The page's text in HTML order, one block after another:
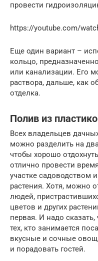
провести
https://youtube.com/
Еще один вариант –
кольцо,
или канализации. Его
раствора, дальше, как
отделка.
Полив из
Всех владельцев
можно разделить на
чтобы хорошо
отлично провести
участке
растения. Хотя, можно
людей,
цветов и других
первая. И надо сказать,
тех, кто занимается
вкусные и сочные
и порадовать гостей.